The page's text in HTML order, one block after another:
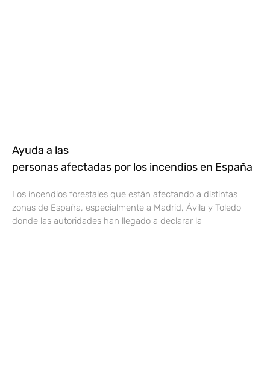
Ayuda a las
personas afectadas por los incendios en España
Los incendios forestales que están afectando a distintas
zonas de España, especialmente a Madrid, Ávila y Toledo
donde las autoridades han llegado a declarar la